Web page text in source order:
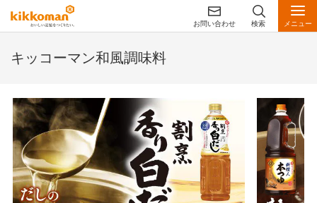
お問い合わせ 検索 メニュー
キッコーマン和風調味料